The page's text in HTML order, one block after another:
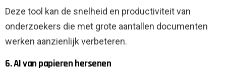
Deze tool kan de snelheid en productiviteit van
onderzoekers die met grote aantallen documenten
werken aanzienlijk verbeteren.
6. AI van papieren hersenen